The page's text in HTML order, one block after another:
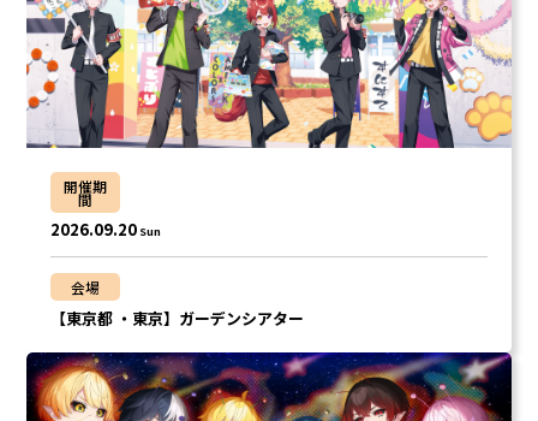
ばぁう てるとくん
AMPTAKxCOLORS
あっきぃ
ぷりっつ
あっと
めておら - Meteorites -
開催期
間
2026.09.20Sun
会場
【東京都 ・東京】ガーデンシアター